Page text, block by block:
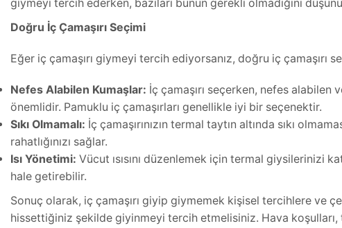
giymeyi tercih ederken, bazıları bunun gerekli olmadığını
Doğru İç Çamaşırı Seçimi
Eğer iç çamaşırı giymeyi tercih ediyorsanız, doğru iç çamaşırı
Nefes Alabilen Kumaşlar: İç çamaşırı seçerken, nefes alabilen
önemlidir. Pamuklu iç çamaşırları genellikle iyi bir seçenektir.
Sıkı Olmamalı: İç çamaşırınızın termal taytın altında sıkı
rahatlığınızı sağlar.
Isı Yönetimi: Vücut ısısını düzenlemek için termal giysilerinizi
hale getirebilir.
Sonuç olarak, iç çamaşırı giyip giymemek kişisel tercihlere ve
hissettiğiniz şekilde giyinmeyi tercih etmelisiniz. Hava